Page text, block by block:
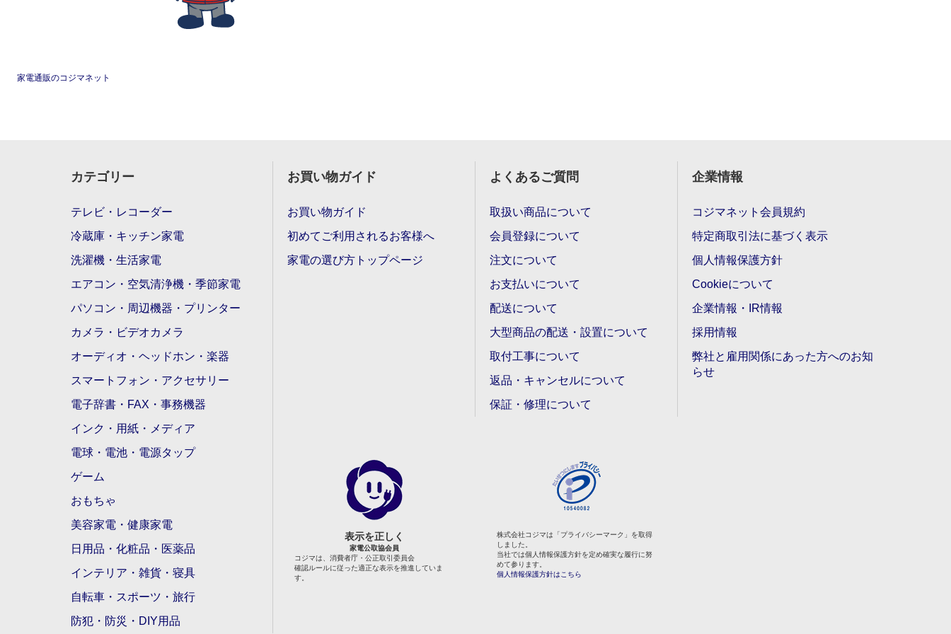
家電通販のコジマネット
カテゴリー
テレビ・レコーダー
冷蔵庫・キッチン家電
洗濯機・生活家電
エアコン・空気清浄機・季節家電
パソコン・周辺機器・プリンター
カメラ・ビデオカメラ
オーディオ・ヘッドホン・楽器
スマートフォン・アクセサリー
電子辞書・FAX・事務機器
インク・用紙・メディア
電球・電池・電源タップ
ゲーム
おもちゃ
美容家電・健康家電
日用品・化粧品・医薬品
インテリア・雑貨・寝具
自転車・スポーツ・旅行
防犯・防災・DIY用品
お買い物ガイド
お買い物ガイド
初めてご利用されるお客様へ
家電の選び方トップページ
よくあるご質問
取扱い商品について
会員登録について
注文について
お支払いについて
配送について
大型商品の配送・設置について
取付工事について
返品・キャンセルについて
保証・修理について
企業情報
コジマネット会員規約
特定商取引法に基づく表示
個人情報保護方針
Cookieについて
企業情報・IR情報
採用情報
弊社と雇用関係にあった方へのお知
らせ
表示を正しく
家電公取協会員
コジマは、消費者庁・公正取引委員会
確認ルールに従った適正な表示を推進していま
す。
株式会社コジマは「プライバシーマーク」を取得
しました。
当社では個人情報保護方針を定め確実な履行に努
めて参ります。
個人情報保護方針はこちら